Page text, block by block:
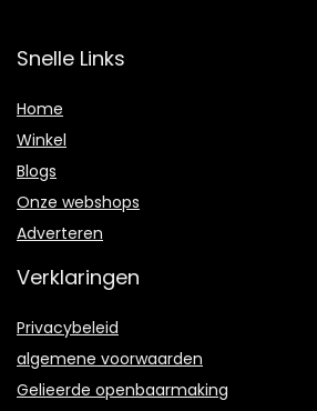
Snelle Links
Home
Winkel
Blogs
Onze webshops
Adverteren
Verklaringen
Privacybeleid
algemene voorwaarden
Gelieerde openbaarmaking